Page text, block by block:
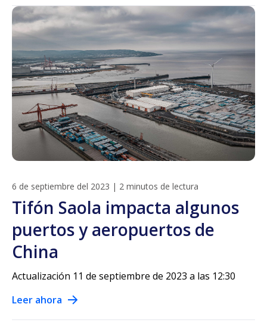
6 de septiembre del 2023 | 2 minutos de lectura
Tifón Saola impacta algunos
puertos y aeropuertos de
China
Actualización 11 de septiembre de 2023 a las 12:30
Leer ahora